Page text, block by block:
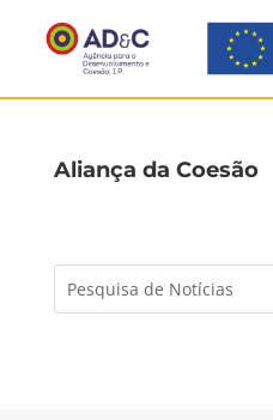
Aliança da Coesão